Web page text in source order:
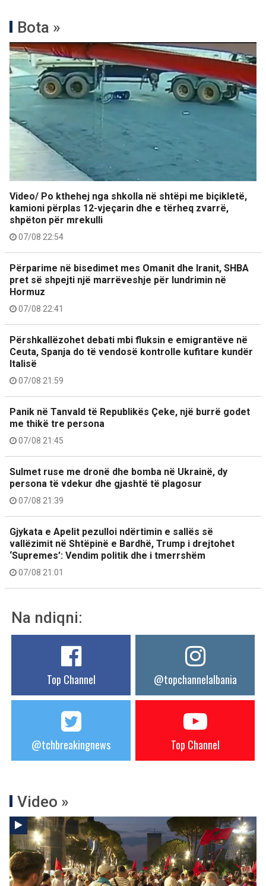
Bota »
Video/ Po kthehej nga shkolla në shtëpi me biçikletë,
kamioni përplas 12-vjeçarin dhe e tërheq zvarrë,
shpëton për mrekulli
07/08 22:54
Përparime në bisedimet mes Omanit dhe Iranit, SHBA
pret së shpejti një marrëveshje për lundrimin në
Hormuz
07/08 22:41
Përshkallëzohet debati mbi fluksin e emigrantëve në
Ceuta, Spanja do të vendosë kontrolle kufitare kundër
Italisë
07/08 21:59
Panik në Tanvald të Republikës Çeke, një burrë godet
me thikë tre persona
07/08 21:45
Sulmet ruse me dronë dhe bomba në Ukrainë, dy
persona të vdekur dhe gjashtë të plagosur
07/08 21:39
Gjykata e Apelit pezulloi ndërtimin e sallës së
vallëzimit në Shtëpinë e Bardhë, Trump i drejtohet
‘Supremes’: Vendim politik dhe i tmerrshëm
07/08 21:01
Na ndiqni:
Top Channel @topchannelalbania
@tchbreakingnews Top Channel
Video »